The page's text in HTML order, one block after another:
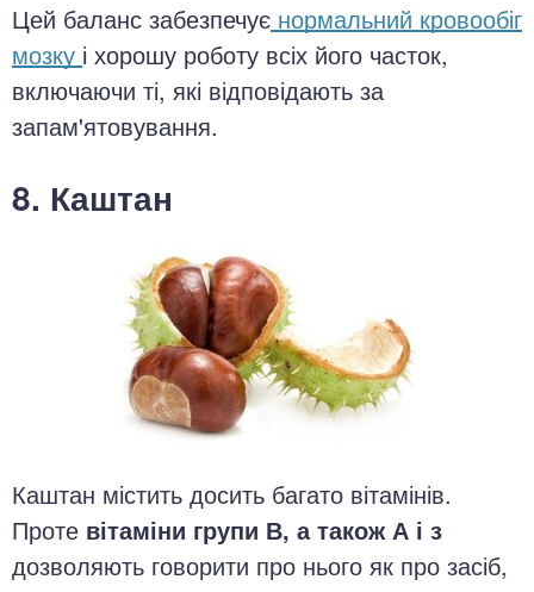
Цей баланс забезпечує нормальний кровообіг
мозку і хорошу роботу всіх його часток,
включаючи ті, які відповідають за
запам'ятовування.
8. Каштан
Каштан містить досить багато вітамінів.
Проте вітаміни групи В, а також А і з
дозволяють говорити про нього як про засіб,